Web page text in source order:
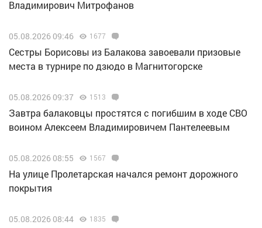
Владимирович Митрофанов
05.08.2026 09:46 1677
Сестры Борисовы из Балакова завоевали призовые
места в турнире по дзюдо в Магнитогорске
05.08.2026 09:37 1513
Завтра балаковцы простятся с погибшим в ходе СВО
воином Алексеем Владимировичем Пантелеевым
05.08.2026 08:55 1567
На улице Пролетарская начался ремонт дорожного
покрытия
05.08.2026 08:44 1835